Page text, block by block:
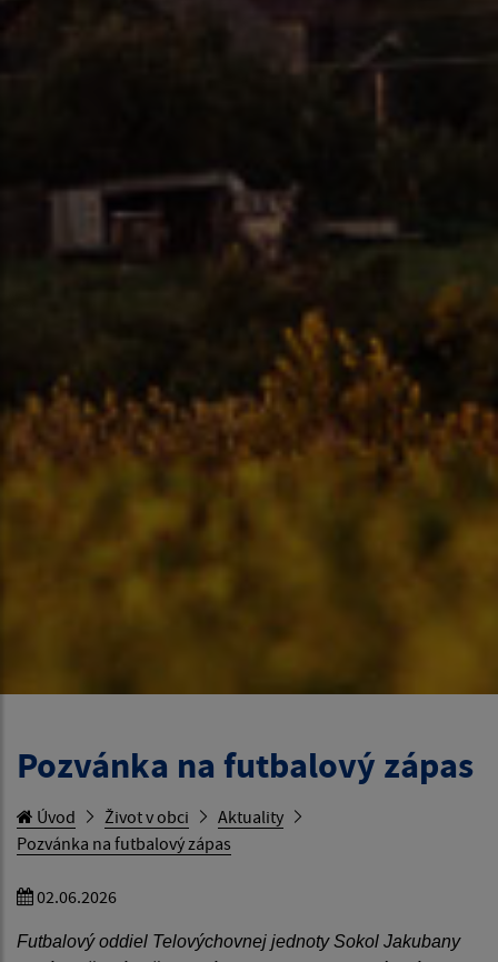
Pozvánka na futbalový zápas
Úvod Život v obci
Aktuality
Pozvánka na futbalový zápas
02.06.2026
Futbalový oddiel Telovýchovnej jednoty Sokol Jakubany